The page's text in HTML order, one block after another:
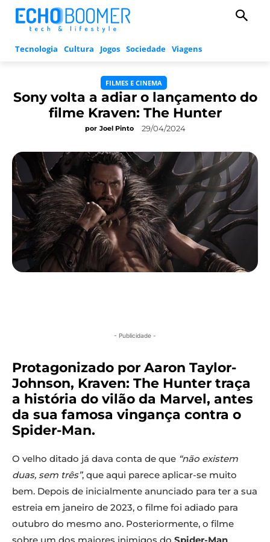
Tecnologia Cultura Jogos Sociedade Viagens
FILMES E CINEMA
Sony volta a adiar o lançamento do
filme Kraven: The Hunter
por Joel Pinto 29/04/2024
- Publicidade -
Protagonizado por Aaron Taylor-
Johnson, Kraven: The Hunter traça
a história do vilão da Marvel, antes
da sua famosa vingança contra o
Spider-Man.
O velho ditado já dava conta de que “não existem
duas, sem três”, que aqui parece aplicar-se muito
bem. Depois de inicialmente anunciado para ter a sua
estreia em janeiro de 2023, o filme foi adiado para
outubro do mesmo ano. Posteriormente, o filme